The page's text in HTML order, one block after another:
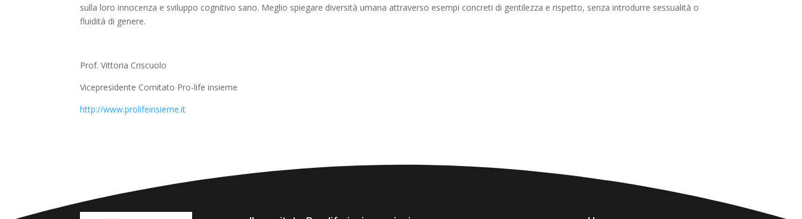
sulla loro innocenza e sviluppo cognitivo sano. Meglio spiegare diversità umana attraverso esempi concreti di gentilezza e rispetto, senza introdurre sessualità o
fluidità di genere.
Prof. Vittoria Criscuolo
Vicepresidente Comitato Pro-life insieme
http://www.prolifeinsieme.it